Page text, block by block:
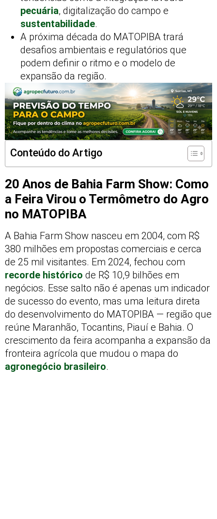
pecuária, digitalização do campo e
sustentabilidade.
A próxima década do MATOPIBA trará
desafios ambientais e regulatórios que
podem definir o ritmo e o modelo de
expansão da região.
Conteúdo do Artigo
20 Anos de Bahia Farm Show: Como
a Feira Virou o Termômetro do Agro
no MATOPIBA
A Bahia Farm Show nasceu em 2004, com R$
380 milhões em propostas comerciais e cerca
de 25 mil visitantes. Em 2024, fechou com
recorde histórico de R$ 10,9 bilhões em
negócios. Esse salto não é apenas um indicador
de sucesso do evento, mas uma leitura direta
do desenvolvimento do MATOPIBA — região que
reúne Maranhão, Tocantins, Piauí e Bahia. O
crescimento da feira acompanha a expansão da
fronteira agrícola que mudou o mapa do
agronegócio brasileiro.